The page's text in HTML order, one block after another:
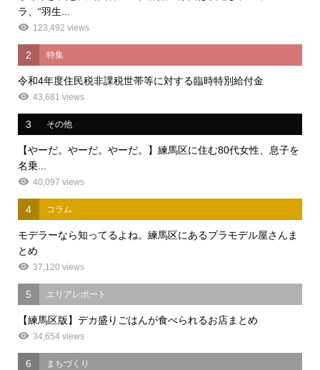
ラ、“羽生...
123,492 views
2 特集
令和4年度住民税非課税世帯等に対する臨時特別給付金
43,681 views
3 その他
【やーだ。やーだ。やーだ。】練馬区に住む80代女性、息子を
名乗...
40,097 views
4 コラム
モデラーなら知ってるよね。練馬区にあるプラモデル屋さんま
とめ
37,120 views
5 エリアレポート
【練馬区版】デカ盛りごはんが食べられるお店まとめ
34,654 views
6 まちづくり